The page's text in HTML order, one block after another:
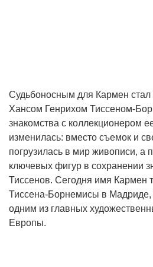
Судьбоносным для Кармен стал
Хансом Генрихом Тиссеном-
знакомства с коллекционером
изменилась: вместо съемок и
погрузилась в мир живописи, а
ключевых фигур в сохранении
Тиссенов. Сегодня имя Кармен
Тиссена-Борнемисы в Мадриде,
одним из главных
Европы.